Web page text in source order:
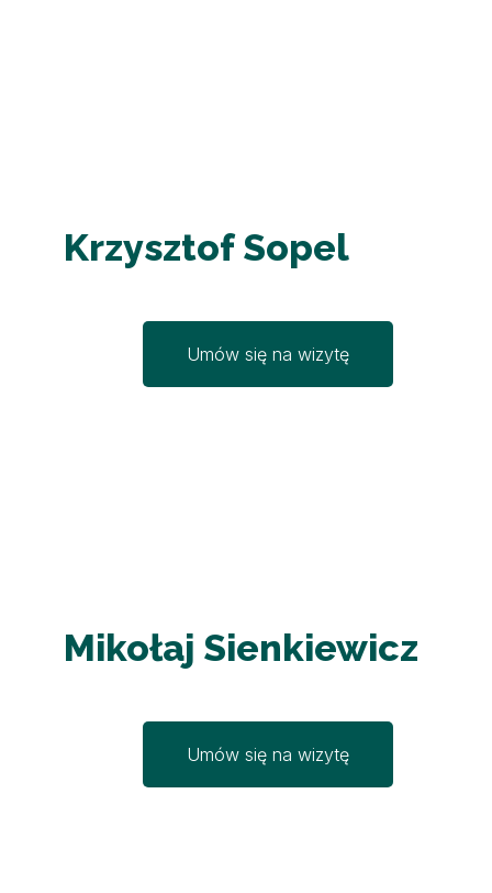
Krzysztof Sopel
Umów się na wizytę
Mikołaj Sienkiewicz
Umów się na wizytę